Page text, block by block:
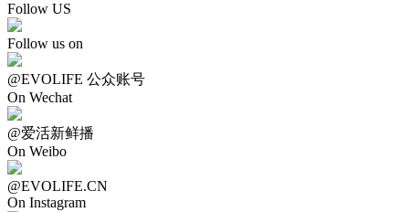
Follow US
Follow us on
@EVOLIFE 公众账号
On Wechat
@爱活新鲜播
On Weibo
@EVOLIFE.CN
On Instagram